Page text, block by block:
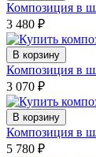
Композиция в
3 480 ₽
В корзину
Композиция в
3 070 ₽
В корзину
Композиция в
5 780 ₽